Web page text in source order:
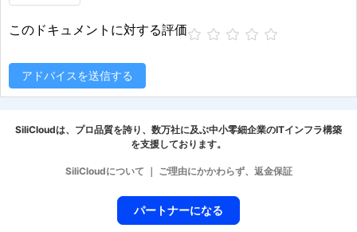
このドキュメントに対する評価
アドバイスを送信する
SiliCloudは、プロ品質を誇り、数万社に及ぶ中小零細企業のITインフラ構築
を支援しております。
SiliCloudについて ｜ ご理由にかかわらず、返金保証
パートナーになる